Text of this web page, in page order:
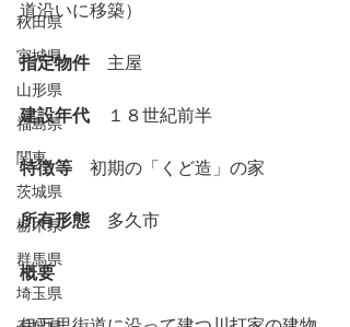
秋田県
宮城県
山形県
福島県
関東
茨城県
栃木県
群馬県
埼玉県
道沿いに移築）
指定物件 主屋
建設年代 １８世紀前半
特徴等 初期の「くど造」の家
所有形態 多久市
概要